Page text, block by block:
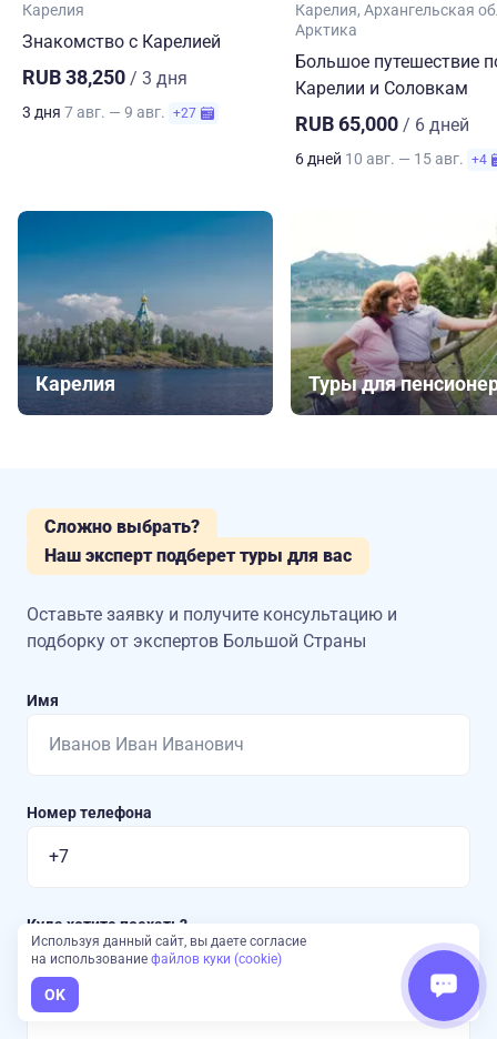
Карелия
Знакомство с Карелией
RUB 38,250 / 3 дня
3 дня 7 авг. — 9 авг. +27
Карелия Архангельская
Арктика
Большое путешествие
Карелии и Соловкам
RUB 65,000 / 6 дней
6 дней 10 авг. — 15 авг. +4
Карелия Туры для
Сложно выбрать?
Наш эксперт подберет туры для вас
Оставьте заявку и получите консультацию и
подборку от экспертов Большой Страны
Имя
Номер телефона
Куда хотите поехать?
Используя данный сайт, вы даете согласие
на использование файлов куки (cookie)
OK